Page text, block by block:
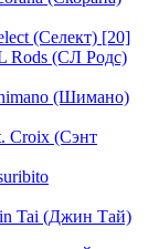
(Селект) [20]
Rods (СЛ Родс)
(Шимано)
Croix (Сэнт
Tai (Джин Тай)